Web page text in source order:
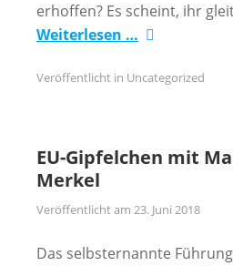
erhoffen? Es scheint, ihr
Weiterlesen …
Veröffentlicht in Uncategorized
EU-Gipfelchen mit
Merkel
Veröffentlicht am 23. Juni 2018
Das selbsternannte